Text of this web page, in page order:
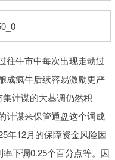
牛市中每次出现走动过
成疯牛后续容易激励更严
计谋的大基调仍然积
计谋来保管通盘这个词成
年12月的保障资金风险因
下调0.25个百分点等。因